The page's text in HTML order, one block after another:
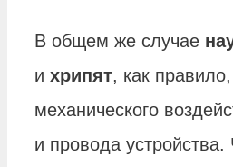
В общем же случае
и хрипят, как
механического
и провода устройства.